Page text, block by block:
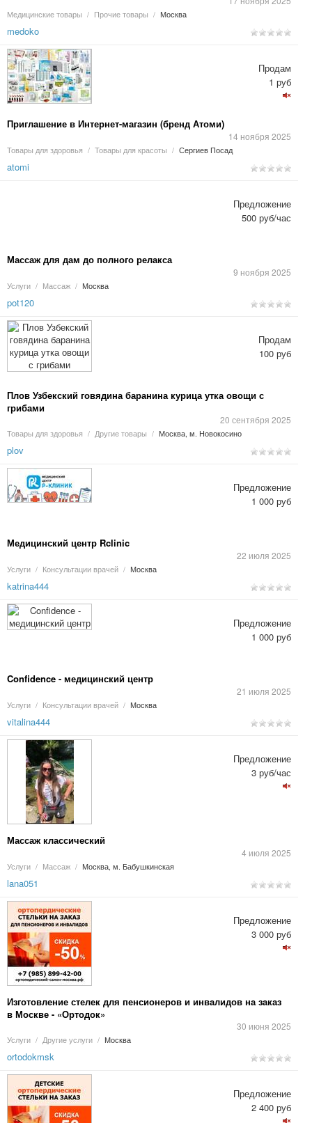
Медицинские товары / Прочие товары / Москва
medoko
Приглашение в Интернет-магазин (бренд Атоми)
14 ноября 2025
Товары для здоровья / Товары для красоты / Сергиев Посад
Продам
1 руб
atomi
Массаж для дам до полного релакса
9 ноября 2025
Услуги / Массаж / Москва
Предложение
500 руб/час
pot120
Плов Узбекский говядина баранина курица утка овощи с
грибами
20 сентября 2025
Товары для здоровья / Другие товары / Москва, м. Новокосино
Продам
100 руб
plov
Медицинский центр Rclinic
22 июля 2025
Услуги / Консультации врачей / Москва
Предложение
1 000 руб
katrina444
Confidence - медицинский центр
21 июля 2025
Услуги / Консультации врачей / Москва
Предложение
1 000 руб
vitalina444
Массаж классический
4 июля 2025
Услуги / Массаж / Москва, м. Бабушкинская
Предложение
3 руб/час
lana051
Изготовление стелек для пенсионеров и инвалидов на заказ
в Москве - «Ортодок»
30 июня 2025
Услуги / Другие услуги / Москва
Предложение
3 000 руб
ortodokmsk
Предложение
2 400 руб